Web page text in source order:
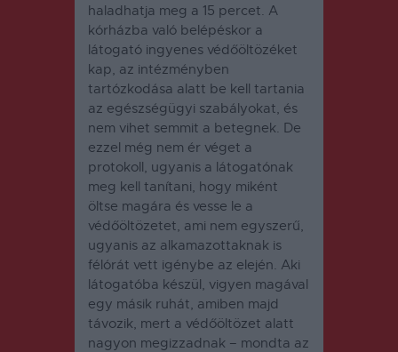
haladhatja meg a 15 percet. A
kórházba való belépéskor a
látogató ingyenes védőöltözéket
kap, az intézményben
tartózkodása alatt be kell tartania
az egészségügyi szabályokat, és
nem vihet semmit a betegnek. De
ezzel még nem ér véget a
protokoll, ugyanis a látogatónak
meg kell tanítani, hogy miként
öltse magára és vesse le a
védőöltözetet, ami nem egyszerű,
ugyanis az alkamazottaknak is
félórát vett igénybe az elején. Aki
látogatóba készül, vigyen magával
egy másik ruhát, amiben majd
távozik, mert a védőöltözet alatt
nagyon megizzadnak – mondta az